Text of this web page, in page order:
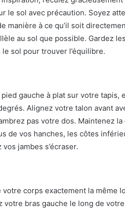
le sol avec précaution. Soyez
manière à ce qu’il soit
au sol que possible. Gardez
sol pour trouver l’équilibre.
gauche à plat sur votre
Alignez votre talon avant
pas votre dos. Maintenez
de vos hanches, les côtes
jambes s’écraser.
corps exactement la même
votre bras gauche le long de